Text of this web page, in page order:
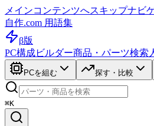
メインコンテンツへスキップナビ
自作.com 用語集
β版
PC構成ビルダー商品・パーツ検索
PCを組む 探す・比較
⌘K